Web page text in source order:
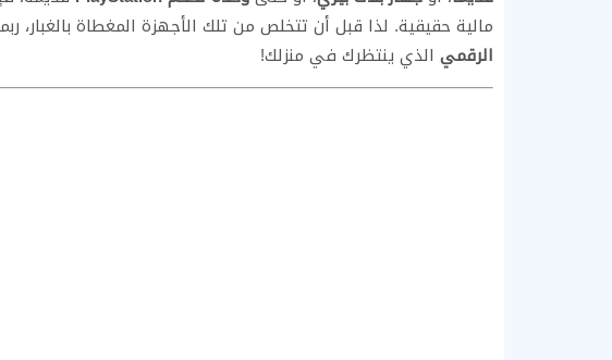
مالية حقيقية. لذا قبل أن تتخلص من تلك الأجهزة المغطاة بالغبار،
الرقمي الذي ينتظرك في منزلك!